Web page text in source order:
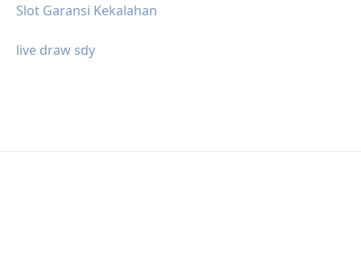
Slot Garansi Kekalahan
live draw sdy